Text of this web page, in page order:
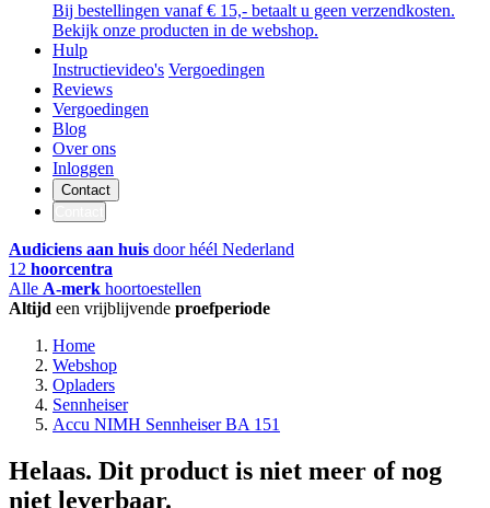
Bij bestellingen vanaf € 15,- betaalt u geen verzendkosten.
Bekijk onze producten in de webshop.
Hulp
Instructievideo's Vergoedingen
Reviews
Vergoedingen
Blog
Over ons
Inloggen
Contact
Audiciens aan huis door héél Nederland
12 hoorcentra
Alle A-merk hoortoestellen
Altijd een vrijblijvende proefperiode
Home
Webshop
Opladers
Sennheiser
Accu NIMH Sennheiser BA 151
Helaas. Dit product is niet meer of nog
niet leverbaar.